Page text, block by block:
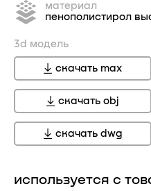
материал
пенополистирол
3d модель
скачать max
скачать obj
скачать dwg
используется с